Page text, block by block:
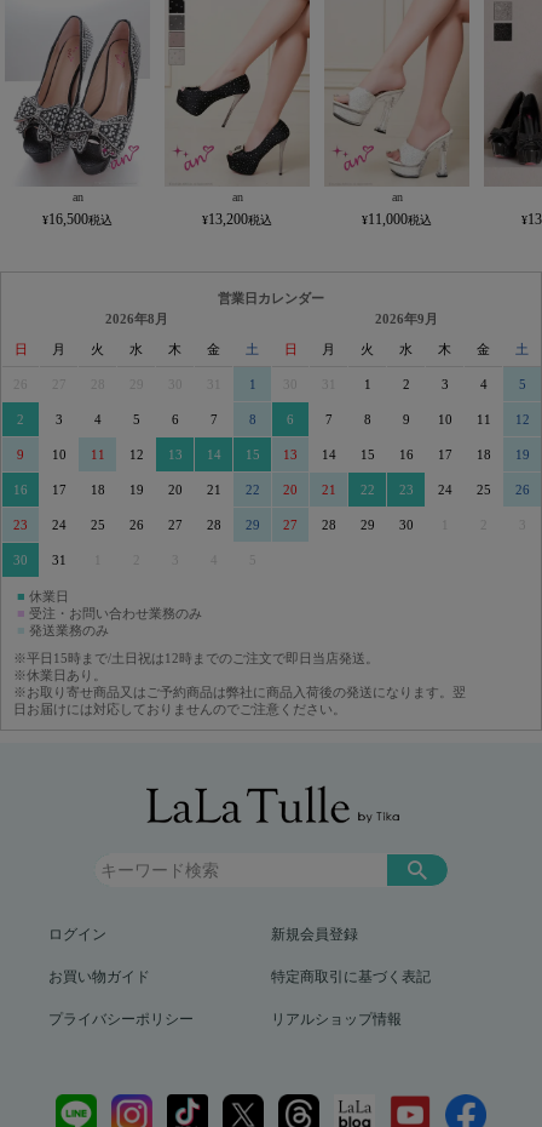
an
16,500
an
13,200
an
11,000
営業日カレンダー
2026年8月
日 月 火 水 木 金 土
29 30 31 1
2 3 4 5 6 7 8
9 10 11 12 13 14 15
16 17 18 19 20 21 22
23 24 25 26 27 28 29
30 31 3 5
2026年9月
日 月 火 水 木 金 土
30 31 1 2 3 4 5
6 7 8 9 10 11 12
13 14 15 16 17 18 19
20 21 22 23 24 25 26
27 28 29 30 3
■ 休業日
■ 受注・お問い合わせ業務のみ
■ 発送業務のみ
※平日15時まで/土日祝は12時までのご注文で即日当店発送。
※休業日あり。
※お取り寄せ商品又はご予約商品は弊社に商品入荷後の発送になります。翌
日お届けには対応しておりませんのでご注意ください。
ログイン 新規会員登録
お買い物ガイド 特定商取引に基づく表記
プライバシーポリシー リアルショップ情報